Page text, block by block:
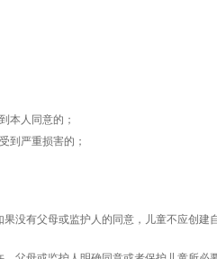
本人同意的；
到严重损害的；
没有父母或监护人的同意，儿童不应创